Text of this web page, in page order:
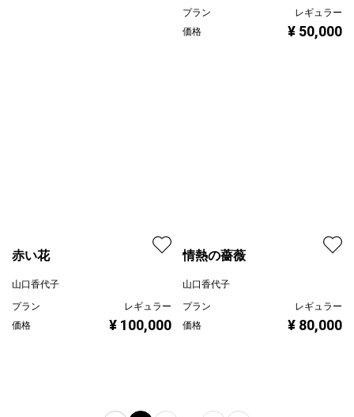
プラン
レギュラー
価格
¥ 50,000
山口香代子
プラン
レギュラー
情熱の薔薇
山口香代子
プラン
レギュラー
価格
¥ 80,000